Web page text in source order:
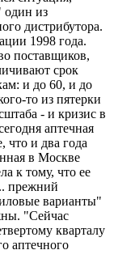
один из
дистрибутора.
1998 года.
поставщиков,
срок
и до 60, и до
то из пятерки
- и кризис в
аптечная
что и два года
в Москве
к тому, что ее
прежний
варианты"
"Сейчас
кварталу
аптечного